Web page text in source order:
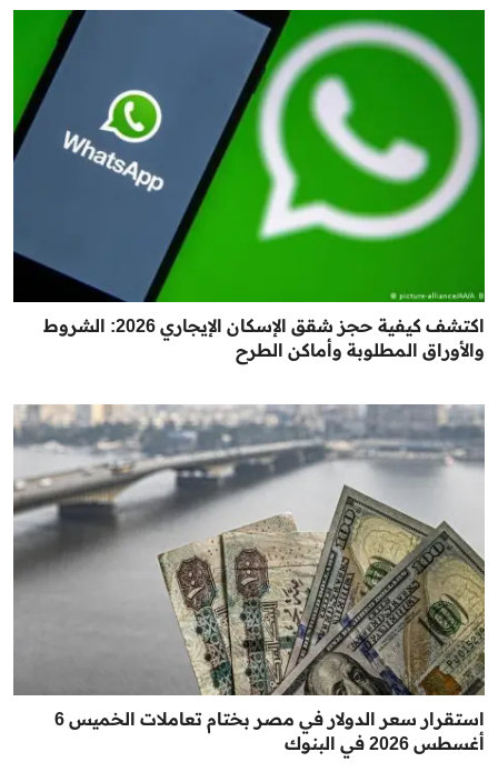
اكتشف كيفية حجز شقق الإسكان الإيجاري 2026: الشروط
والأوراق المطلوبة وأماكن الطرح
استقرار سعر الدولار في مصر بختام تعاملات الخميس 6
أغسطس 2026 في البنوك